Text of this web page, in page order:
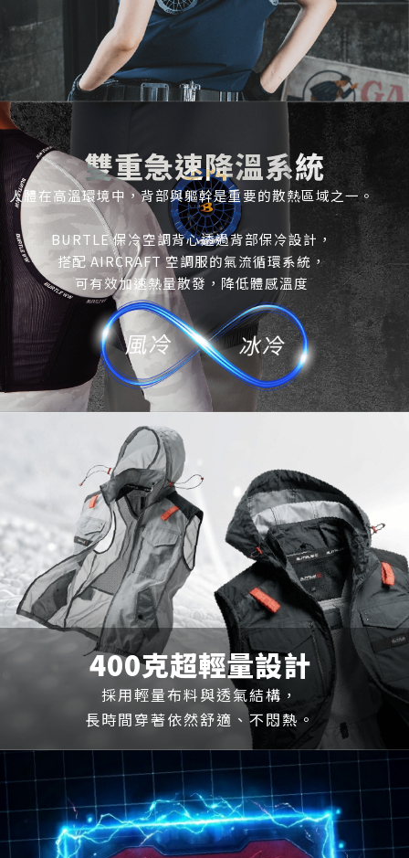
雙重急速降溫系統
人體在高溫環境中，背部與軀幹是重要的散熱區域之一。
BURTLE 保冷空調背心透過背部保冷設計，
搭配 AIRCRAFT 空調服的氣流循環系統，
可有效加速熱量散發，降低體感溫度
400克超輕量設計
採用輕量布料與透氣結構，
長時間穿著依然舒適、不悶熱。